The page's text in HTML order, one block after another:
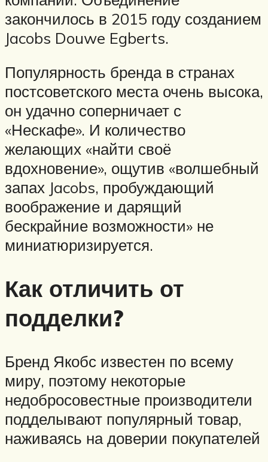
закончилось в 2015 году созданием
Jacobs Douwe Egberts.
Популярность бренда в странах
постсоветского места очень высока,
он удачно соперничает с
«Нескафе». И количество
желающих «найти своё
вдохновение», ощутив «волшебный
запах Jacobs, пробуждающий
воображение и дарящий
бескрайние возможности» не
миниатюризируется.
Как отличить от
подделки?
Бренд Якобс известен по всему
миру, поэтому некоторые
недобросовестные производители
подделывают популярный товар,
наживаясь на доверии покупателей